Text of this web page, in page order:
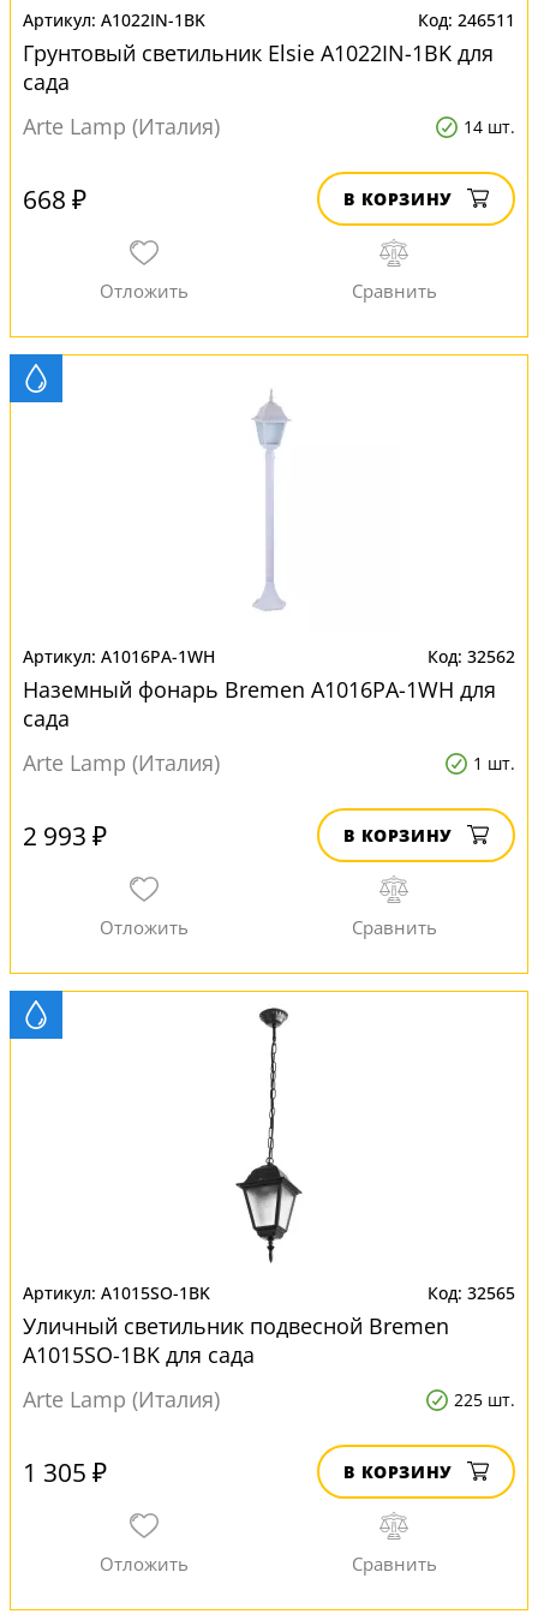
A1022IN-1BK 246511
Грунтовый светильник Elsie A1022IN-1BK для
сада
Arte Lamp (Италия)
14 шт.
668 ₽ В КОРЗИНУ
A1016PA-1WH 32562
Наземный фонарь Bremen A1016PA-1WH для
сада
Arte Lamp (Италия)
1 шт.
2 993 ₽ В КОРЗИНУ
A1015SO-1BK 32565
Уличный светильник подвесной Bremen
A1015SO-1BK для сада
Arte Lamp (Италия)
225 шт.
1 305 ₽ В КОРЗИНУ